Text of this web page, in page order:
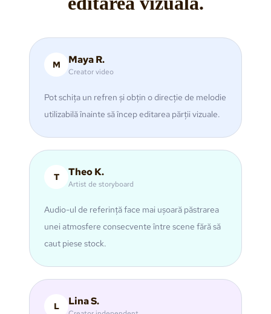
M Maya R.
Creator video
Pot schița un refren și obțin o direcție de melodie
utilizabilă înainte să încep editarea părții vizuale.
T Theo K.
Artist de storyboard
Audio-ul de referință face mai ușoară păstrarea
unei atmosfere consecvente între scene fără să
caut piese stock.
L Lina S.